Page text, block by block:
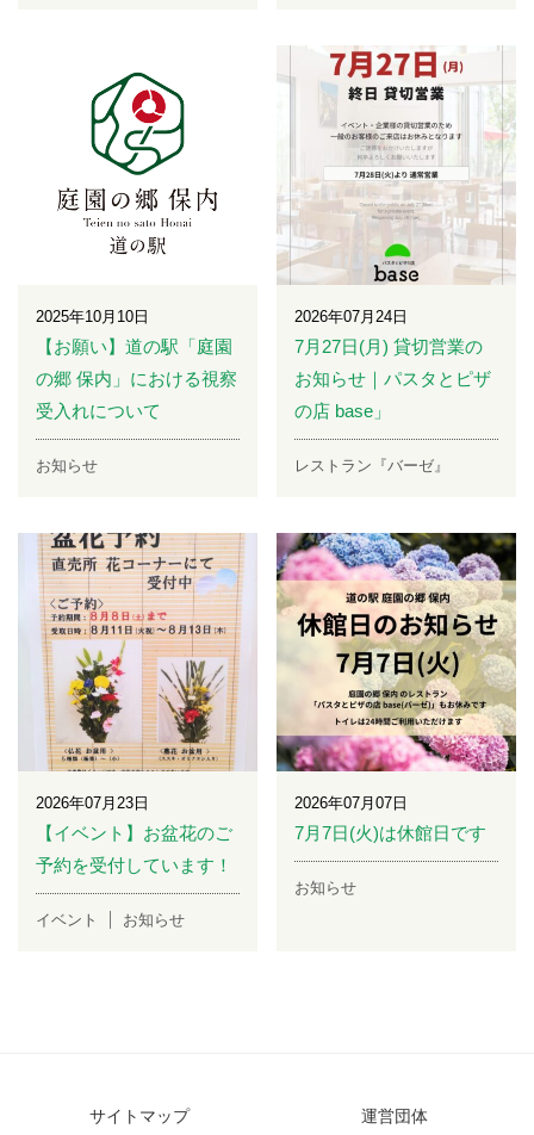
2025年10月10日
【お願い】道の駅「庭園
の郷 保内」における視察
受入れについて
お知らせ
2026年07月24日
7月27日(月) 貸切営業の
お知らせ｜パスタとピザ
の店 base」
レストラン『バーゼ』
2026年07月23日
【イベント】お盆花のご
予約を受付しています！
イベント お知らせ
2026年07月07日
7月7日(火)は休館日です
お知らせ
サイトマップ
運営団体